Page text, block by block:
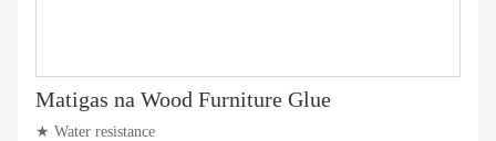
Matigas na Wood Furniture Glue
★ Water resistance